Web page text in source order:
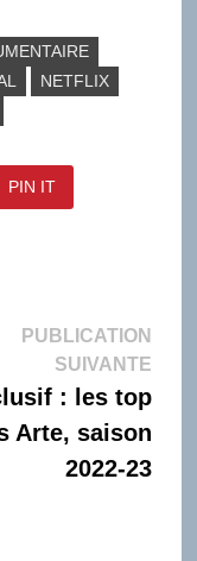
NETFLIX
PIN IT
PUBLICATION
SUIVANTE
: les top
Arte, saison
2022-23